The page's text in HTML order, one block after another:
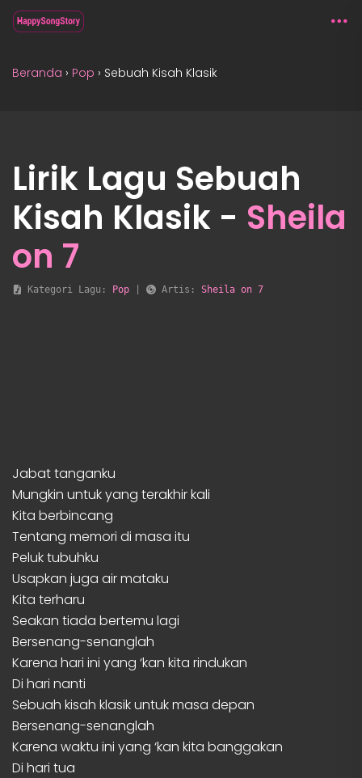
Beranda › Pop › Sebuah Kisah Klasik
Lirik Lagu Sebuah
Kisah Klasik - Sheila
on 7
Kategori Lagu: Pop Artis: Sheila on 7
Jabat tanganku
Mungkin untuk yang terakhir kali
Kita berbincang
Tentang memori di masa itu
Peluk tubuhku
Usapkan juga air mataku
Kita terharu
Seakan tiada bertemu lagi
Bersenang-senanglah
Karena hari ini yang ‘kan kita rindukan
Di hari nanti
Sebuah kisah klasik untuk masa depan
Bersenang-senanglah
Karena waktu ini yang ‘kan kita banggakan
Di hari tua